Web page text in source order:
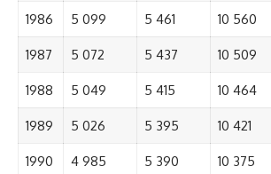
1986 5 099 5 461 10 560
1987 5 072 5 437 10 509
1988 5 049 5 415 10 464
1989 5 026 5 395 10 421
1990 4 985 5 390 10 375